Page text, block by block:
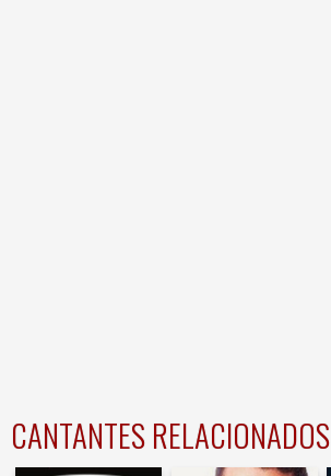
CANTANTES RELACIONADOS